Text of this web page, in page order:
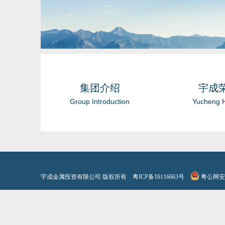
集团介绍
Group Introduction
宇成
Yucheng
宇成金属投资有限公司 版权所有 粤ICP备16116663号 粤公网